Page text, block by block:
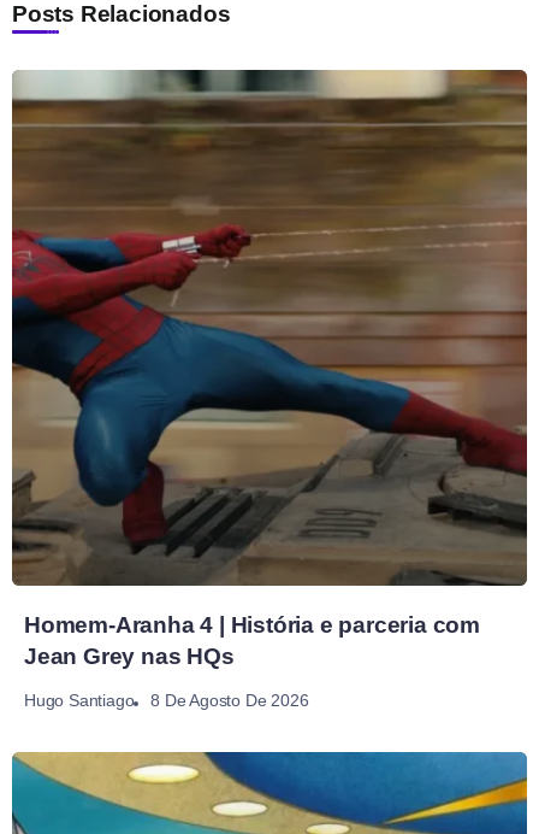
Posts Relacionados
Homem-Aranha 4 | História e parceria com
Jean Grey nas HQs
Hugo Santiago 8 De Agosto De 2026